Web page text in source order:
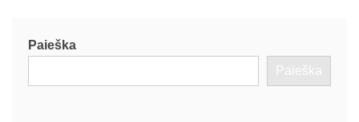
Paieška
Paieška